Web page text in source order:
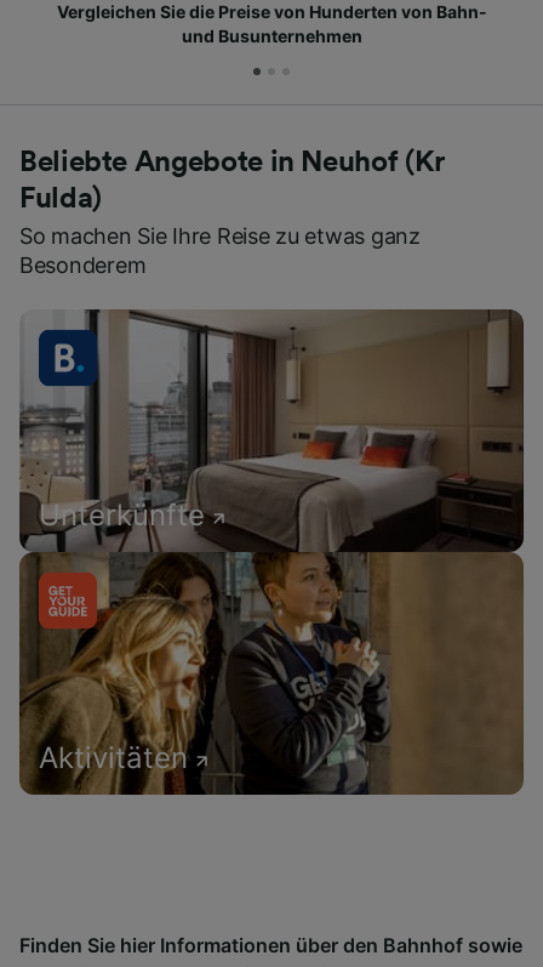
Schließen Sie sich Millionen täglichen Nutzern an
Beliebte Angebote in Neuhof (Kr
Fulda)
So machen Sie Ihre Reise zu etwas ganz
Besonderem
Unterkünfte
Aktivitäten
Finden Sie hier Informationen über den Bahnhof sowie